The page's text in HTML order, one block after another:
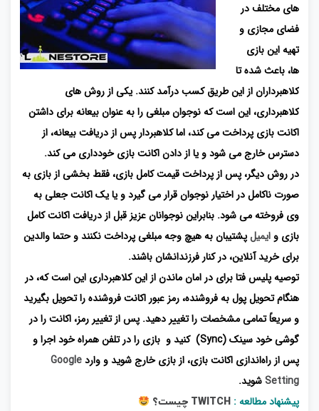
های مختلف در
فضای مجازی و
تهیه این بازی
ها، باعث شده تا
کلاهبرداران از این طریق کسب درآمد کنند. یکی از روش های
کلاهبرداری، این است که نوجوان مبلغی را به عنوان بیعانه برای داشتن
اکانت بازی پرداخت می کند، اما کلاهبردار پس از دریافت بیعانه، از
دسترس خارج می شود و یا از دادن اکانت بازی خودداری می کند.
در روش دیگر، پس از پرداخت قیمت کامل بازی، فقط بخشی از بازی به
صورت ناکامل در اختیار نوجوان قرار می گیرد و یا یک اکانت جعلی به
وی فروخته می شود. بنابراین نوجوانان عزیز قبل از دریافت اکانت کامل
بازی و ایمیلپشتیبان به هیچ وجه مبلغی پرداخت نکنند و حتما والدین
برای خرید آنلاین، در کنار فرزندانشان باشند.
توصیه پلیس فتا برای در امان ماندن از این کلاهبرداری این است که، در
هنگام تحویل پول به فروشنده، رمز عبور اکانت فروشنده را تحویل بگیرید
و سریعاً تمامی مشخصات را تغییر دهید. پس از تغییر رمز، اکانت را در
گوشی خود سینک (Sync) کنید و بازی را در تلفن همراه خود اجرا و
پس از راه‌اندازی اکانت بازی، از بازی خارج شوید و واردGoogle
Settingشوید.
پیشنهاد مطالعه : TWITCH چیست؟